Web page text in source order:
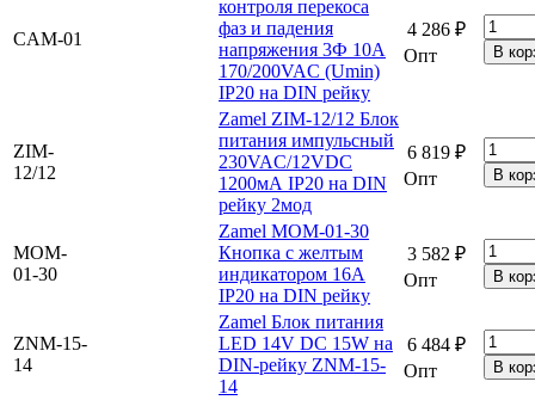
CAM-01
контроля перекоса
фаз и падения
напряжения 3Ф 10А
170/200VAC (Umin)
IP20 на DIN рейку
4 286 ₽
Опт
ZIM-
12/12
Zamel ZIM-12/12 Блок
питания импульсный
230VAC/12VDC
1200мА IP20 на DIN
рейку 2мод
6 819 ₽
Опт
MOM-
01-30
Zamel MOM-01-30
Кнопка с желтым
индикатором 16А
IP20 на DIN рейку
3 582 ₽
Опт
ZNM-15-
14
Zamel Блок питания
LED 14V DC 15W на
DIN-рейку ZNM-15-
14
6 484 ₽
Опт